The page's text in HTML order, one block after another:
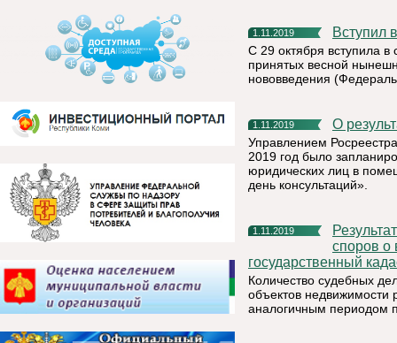
1.11.2019
С 29 октября вступила
принятых весной
нововведения
1.11.2019 О
Управлением
2019 год было
юридических лиц в
день консультаций».
1.11.2019
Результаты за 9 мес. 2019 года по рассмотрению в судах
споров о
государственный
Количество судебных
объектов недвижимости
аналогичным периодом